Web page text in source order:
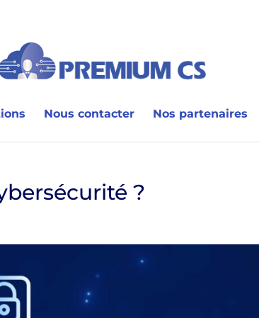
Nous contacter Nos partenaires
?